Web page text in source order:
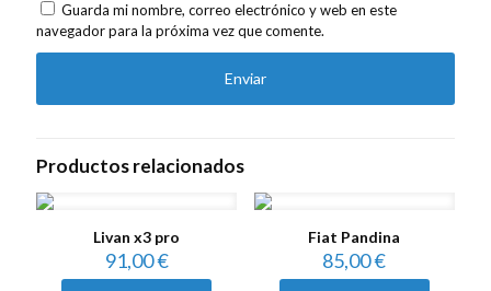
Guarda mi nombre, correo electrónico y web en este
navegador para la próxima vez que comente.
Productos relacionados
Livan x3 pro
91,00€
Fiat Pandina
85,00€